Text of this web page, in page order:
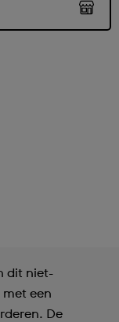
dit niet-
een
De